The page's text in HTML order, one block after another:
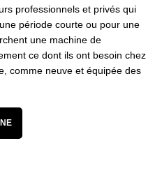
professionnels et privés qui
période courte ou pour une
une machine de
ce dont ils ont besoin chez
comme neuve et équipée des